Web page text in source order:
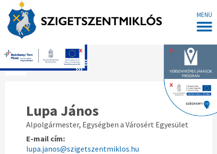
MENÜ
x
x
x
Főoldal
Lupa János
Alpolgármester, Egységben a Városért Egyesület
E-mail cím:
lupa.janos@szigetszentmiklos.hu